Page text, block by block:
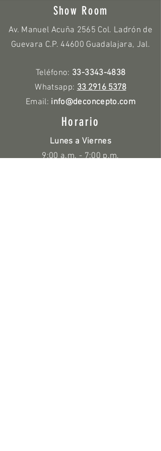
Show Room
Av. Manuel Acuña 2565 Col. Ladrón de
Guevara C.P. 44600 Guadalajara, Jal.
Teléfono: 33-3343-4838
Whatsapp:33 2916 5378
Email: info@deconcepto.com
Horario
Lunes a Viernes
9:00 a.m. - 7:00 p.m.